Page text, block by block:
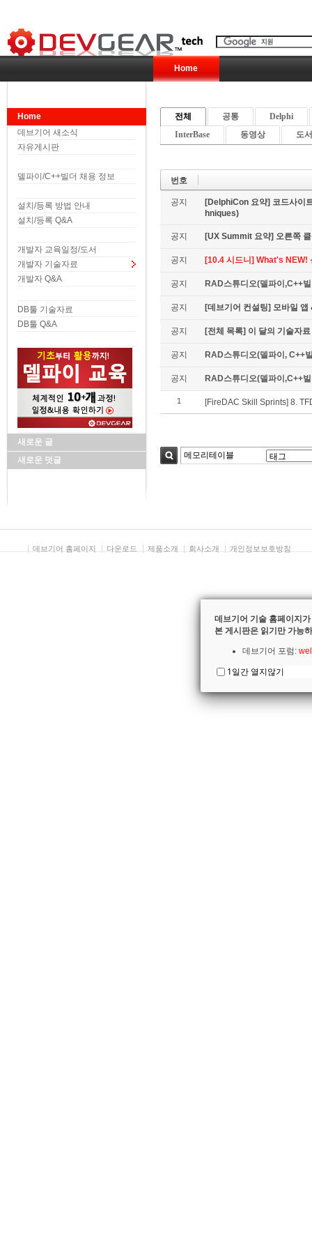
Home
Home
데브기어 새소식
자유게시판
델파이/C++빌더 채용 정보
설치/등록 방법 안내
설치/등록 Q&A
개발자 교육일정/도서
개발자 기술자료
개발자 Q&A
DB툴 기술자료
DB툴 Q&A
새로운 글
새로운 덧글
전체 공통
Delphi
InterBase
동영상 도
번호
공지
[DelphiCon 요약] 코드사이
hniques)
공지 [UX Summit 요약] 오른쪽
공지 [10.4 시드니] What's NEW!
공지 RAD스튜디오(델파이,C++
공지 [데브기어 컨설팅] 모바일
공지 [전체 목록] 이 달의 기술자
공지 RAD스튜디오(델파이, C++
공지 RAD스튜디오(델파이,C++
1 [FireDAC Skill Sprints] 8.
데브기어 홈페이지 다운로드 제품소개 회사소개 개인정보보호방침
데브기어 기술 홈페이지
본 게시판은 읽기만 가능
데브기어 포럼:
1일간 열지않기